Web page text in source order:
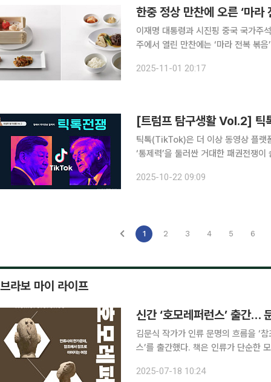
이재명 대통령과 시진핑 중국 국가주
주에서 열린 만찬에는 ‘마라 전복 볶
2025-11-01 20:17
[트럼프 탐구생활 Vol.2] 틱
틱톡(TikTok)은 더 이상 동영상 플랫
‘통제력’을 둘러싼 거대한 패권전쟁
기지로 삼았다.[트럼프 탐구생활
2025-10-22 09:09
1 2 3 4 5 6
브라보 마이 라이프
신간 ‘호모레퍼런스’ 출간…
김문식 작가가 인류 문명의 흐름을 ‘
스’를 출간했다. 책은 인류가 단순한 모방을 넘어 관찰과 비판, 해석을 통해 진보해 온 존재임을 전제
받아들이고 재구성해 새로운 것을 만
2025-07-18 10:24